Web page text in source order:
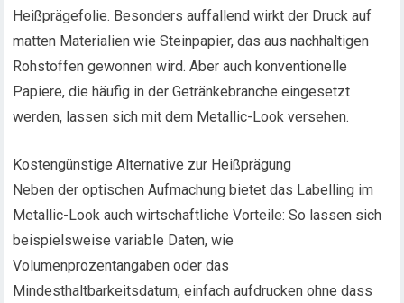
Heißprägefolie. Besonders auffallend wirkt der Druck auf
matten Materialien wie Steinpapier, das aus nachhaltigen
Rohstoffen gewonnen wird. Aber auch konventionelle
Papiere, die häufig in der Getränkebranche eingesetzt
werden, lassen sich mit dem Metallic-Look versehen.
Kostengünstige Alternative zur Heißprägung
Neben der optischen Aufmachung bietet das Labelling im
Metallic-Look auch wirtschaftliche Vorteile: So lassen sich
beispielsweise variable Daten, wie
Volumenprozentangaben oder das
Mindesthaltbarkeitsdatum, einfach aufdrucken ohne dass